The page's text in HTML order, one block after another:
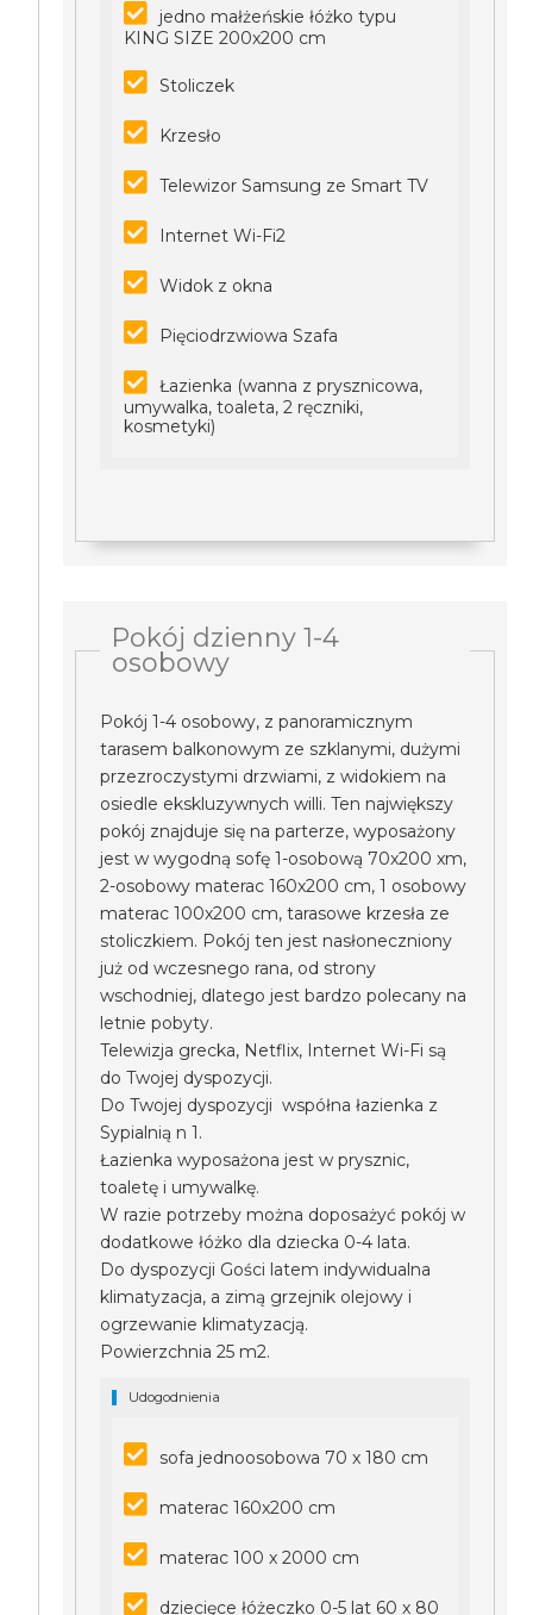
jedno małżeńskie łóżko typu
KING SIZE 200x200 cm
Stoliczek
Krzesło
Telewizor Samsung ze Smart TV
Internet Wi-Fi2
Widok z okna
Pięciodrzwiowa Szafa
Łazienka (wanna z prysznicowa,
umywalka, toaleta, 2 ręczniki,
kosmetyki)
Pokój dzienny 1-4
osobowy
Pokój 1-4 osobowy, z panoramicznym
tarasem balkonowym ze szklanymi, dużymi
przezroczystymi drzwiami, z widokiem na
osiedle ekskluzywnych willi. Ten największy
pokój znajduje się na parterze, wyposażony
jest w wygodną sofę 1-osobową 70x200 xm,
2-osobowy materac 160x200 cm, 1 osobowy
materac 100x200 cm, tarasowe krzesła ze
stoliczkiem. Pokój ten jest nasłoneczniony
już od wczesnego rana, od strony
wschodniej, dlatego jest bardzo polecany na
letnie pobyty.
Telewizja grecka, Netflix, Internet Wi-Fi są
do Twojej dyspozycji.
Do Twojej dyspozycji współna łazienka z
Sypialnią n 1.
Łazienka wyposażona jest w prysznic,
toaletę i umywalkę.
W razie potrzeby można doposażyć pokój w
dodatkowe łóżko dla dziecka 0-4 lata.
Do dyspozycji Gości latem indywidualna
klimatyzacja, a zimą grzejnik olejowy i
ogrzewanie klimatyzacją.
Powierzchnia 25 m2.
Udogodnienia
sofa jednoosobowa 70 x 180 cm
materac 160x200 cm
materac 100 x 2000 cm
dziecięce łóżeczko 0-5 lat 60 x 80